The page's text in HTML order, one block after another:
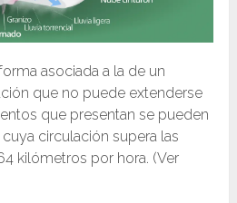
asociada a la de un
que no puede extenderse
que presentan se pueden
circulación supera las
kilómetros por hora. (Ver